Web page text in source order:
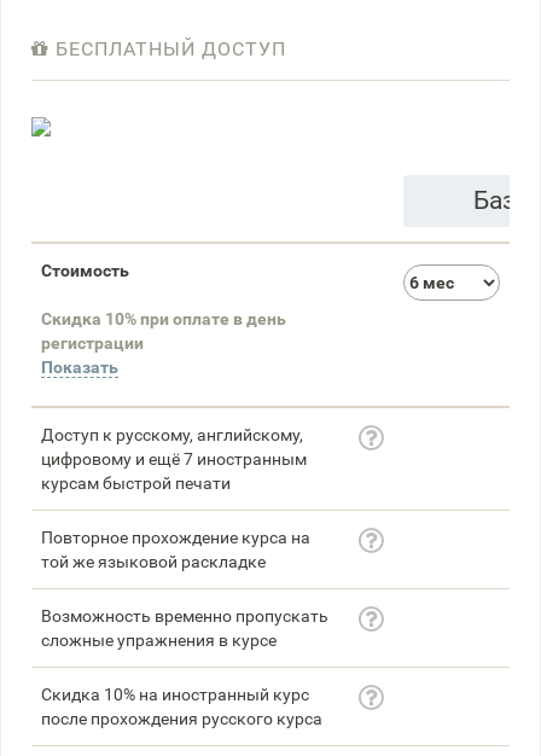
БЕСПЛАТНЫЙ ДОСТУП
Стоимость
Скидка 10% при оплате в день
регистрации
Показать
Доступ к русскому, английскому,
цифровому и ещё 7 иностранным
курсам быстрой печати
Повторное прохождение курса на
той же языковой раскладке
Возможность временно пропускать
сложные упражнения в курсе
Скидка 10% на иностранный курс
после прохождения русского курса